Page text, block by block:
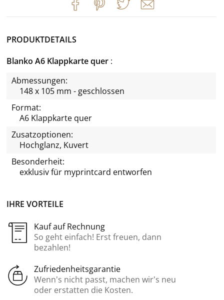
IHRE VORTEILE
Kauf auf Rechnung
So geht einfach! Erst freuen, dann
bezahlen!
Zufriedenheitsgarantie
Wenn’s nicht passt, machen wir’s neu
oder erstatten die Kosten.
PRODUKTDETAILS
Blanko A6 Klappkarte quer
Abmessungen:
148 x 105 mm - geschlossen
Format:
A6 Klappkarte quer
Zusatzoptionen:
Hochglanz, Kuvert
Besonderheit:
exklusiv für myprintcard entworfen